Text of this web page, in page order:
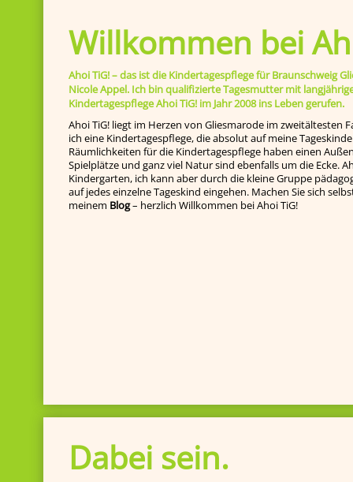
Willkommen bei
Ahoi TiG! – das ist die Kindertagespflege für Braunschweig
Nicole Appel. Ich bin qualifizierte Tagesmutter mit
Kindertagespflege Ahoi TiG! im Jahr 2008 ins Leben gerufen.
Ahoi TiG! liegt im Herzen von Gliesmarode im zweitältesten
ich eine Kindertagespflege, die absolut auf meine
Räumlichkeiten für die Kindertagespflege haben einen
Spielplätze und ganz viel Natur sind ebenfalls um die Ecke.
Kindergarten, ich kann aber durch die kleine Gruppe
auf jedes einzelne Tageskind ein­gehen. Machen Sie sich
meinem Blog– herzlich Willkommen bei Ahoi TiG!
Dabei sein.